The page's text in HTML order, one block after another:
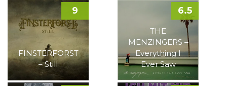
FINSTERFORST
– Still
9
THE
MENZINGERS –
Everything I
Ever Saw
6.5